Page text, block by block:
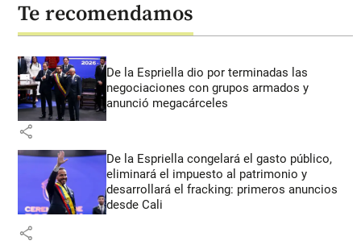
Te recomendamos
De la Espriella dio por terminadas las
negociaciones con grupos armados y
anunció megacárceles
share
De la Espriella congelará el gasto público,
eliminará el impuesto al patrimonio y
desarrollará el fracking: primeros anuncios
desde Cali
share